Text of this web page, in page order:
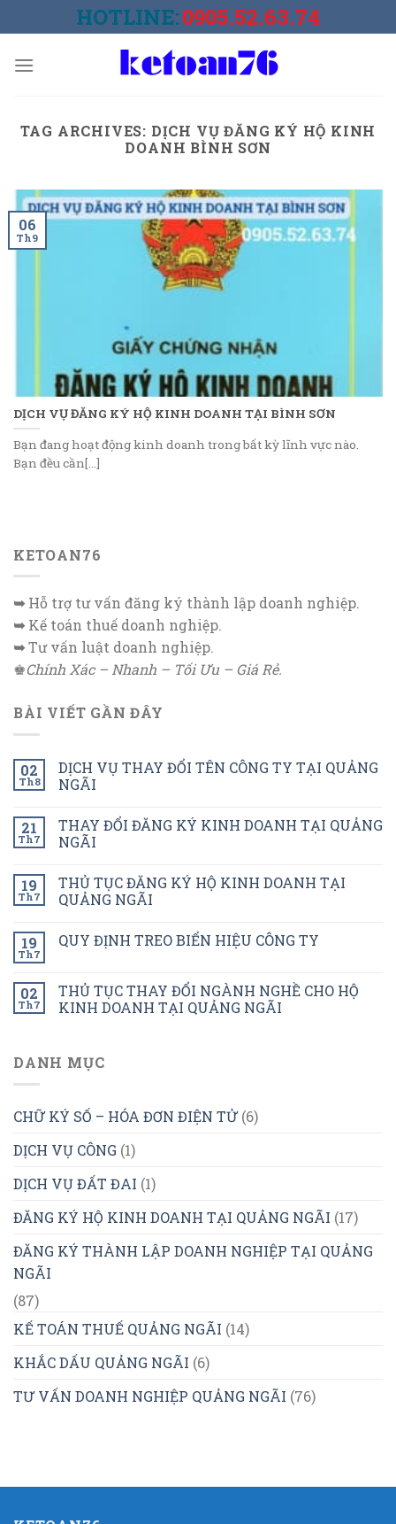
to
HOTLINE:0905.52.63.74
TAG ARCHIVES: DỊCH VỤ ĐĂNG KÝ HỘ KINH
DOANH BÌNH SƠN
DỊCH VỤ ĐĂNG KÝ HỘ KINH DOANH TẠI BÌNH SƠN
Bạn đang hoạt động kinh doanh trong bất kỳ lĩnh vực nào.
Bạn đều cần[...]
06
Th9
KETOAN76
➥Hỗ trợ tư vấn đăng ký thành lập doanh nghiệp.
➥Kế toán thuế doanh nghiệp.
➥Tư vấn luật doanh nghiệp.
♚Chính Xác – Nhanh – Tối Ưu – Giá Rẻ.
BÀI VIẾT GẦN ĐÂY
02
Th8
DỊCH VỤ THAY ĐỔI TÊN CÔNG TY TẠI QUẢNG
NGÃI
21
Th7
THAY ĐỔI ĐĂNG KÝ KINH DOANH TẠI QUẢNG
NGÃI
19
Th7
THỦ TỤC ĐĂNG KÝ HỘ KINH DOANH TẠI
QUẢNG NGÃI
19
Th7
QUY ĐỊNH TREO BIỂN HIỆU CÔNG TY
02
Th7
THỦ TỤC THAY ĐỔI NGÀNH NGHỀ CHO HỘ
KINH DOANH TẠI QUẢNG NGÃI
DANH MỤC
CHỮ KÝ SỐ – HÓA ĐƠN ĐIỆN TỬ(6)
DỊCH VỤ CÔNG (1)
DỊCH VỤ ĐẤT ĐAI (1)
ĐĂNG KÝ HỘ KINH DOANH TẠI QUẢNG NGÃI (17)
ĐĂNG KÝ THÀNH LẬP DOANH NGHIỆP TẠI QUẢNG
NGÃI
(87)
KẾ TOÁN THUẾ QUẢNG NGÃI (14)
KHẮC DẤU QUẢNG NGÃI (6)
TƯ VẤN DOANH NGHIỆP QUẢNG NGÃI (76)